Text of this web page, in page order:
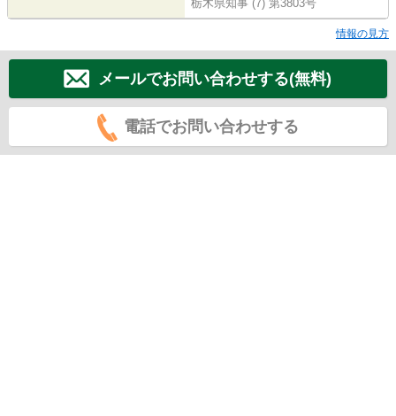
栃木県知事 (7) 第3803号
情報の見方
メールでお問い合わせする(無料)
電話でお問い合わせする